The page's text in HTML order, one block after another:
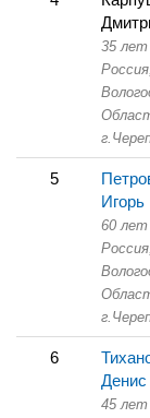
35 лет
Россия,
5
Игорь
60 лет
Россия,
6
Денис
45 лет